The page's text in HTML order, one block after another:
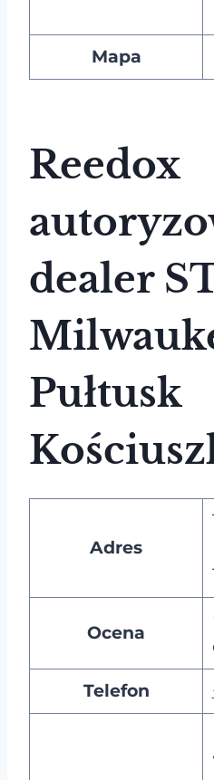
Mapa
Reedox
dealer
Pułtusk
Adres
Ocena
Telefon